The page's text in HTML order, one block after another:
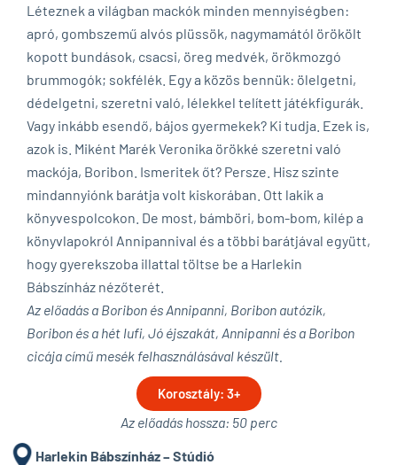
Léteznek a világban mackók minden mennyiségben:
apró, gombszemű alvós plüssök, nagymamától örökölt
kopott bundások, csacsi, öreg medvék, örökmozgó
brummogók; sokfélék. Egy a közös bennük: ölelgetni,
dédelgetni, szeretni való, lélekkel telített játékfigurák.
Vagy inkább esendő, bájos gyermekek? Ki tudja. Ezek is,
azok is. Miként Marék Veronika örökké szeretni való
mackója, Boribon. Ismeritek őt? Persze. Hisz szinte
mindannyiónk barátja volt kiskorában. Ott lakik a
könyvespolcokon. De most, bámböri, bom-bom, kilép a
könyvlapokról Annipannival és a többi barátjával együtt,
hogy gyerekszoba illattal töltse be a Harlekin
Bábszínház nézőterét.
Az előadás a Boribon és Annipanni, Boribon autózik,
Boribon és a hét lufi, Jó éjszakát, Annipanni és a Boribon
cicája című mesék felhasználásával készült.
Korosztály: 3+
Az előadás hossza: 50 perc
Harlekin Bábszínház – Stúdió